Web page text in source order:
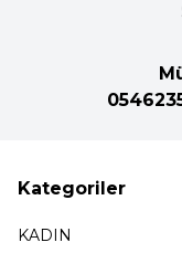
Kategoriler
KADIN